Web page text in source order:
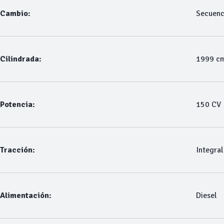
Cambio:
Cilindrada: 1999
Potencia: 150 CV
Tracción: Integral
Alimentación: Diesel